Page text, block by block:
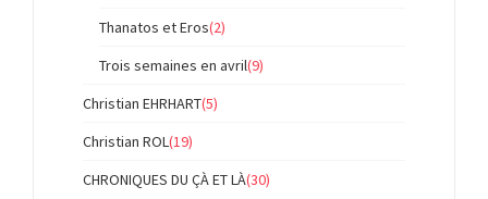
Thanatos et Eros(2)
Trois semaines en avril(9)
Christian EHRHART(5)
Christian ROL(19)
CHRONIQUES DU ÇÀ ET LÀ(30)